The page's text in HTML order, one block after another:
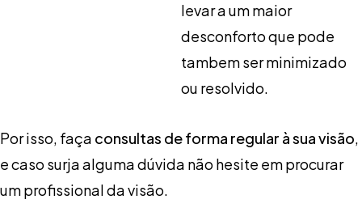
levar a um maior
desconforto que pode
tambem ser minimizado
ou resolvido.
Por isso, faça consultas de forma regular à sua visão,
e caso surja alguma dúvida não hesite em procurar
um profissional da visão.